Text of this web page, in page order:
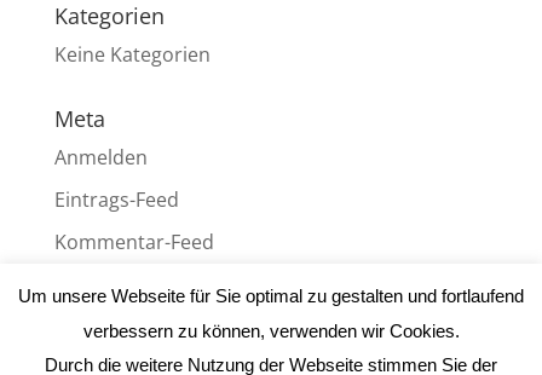
Kategorien
Keine Kategorien
Meta
Anmelden
Eintrags-Feed
Kommentar-Feed
WordPress.org
Um unsere Webseite für Sie optimal zu gestalten und fortlaufend
verbessern zu können, verwenden wir Cookies.
Durch die weitere Nutzung der Webseite stimmen Sie der